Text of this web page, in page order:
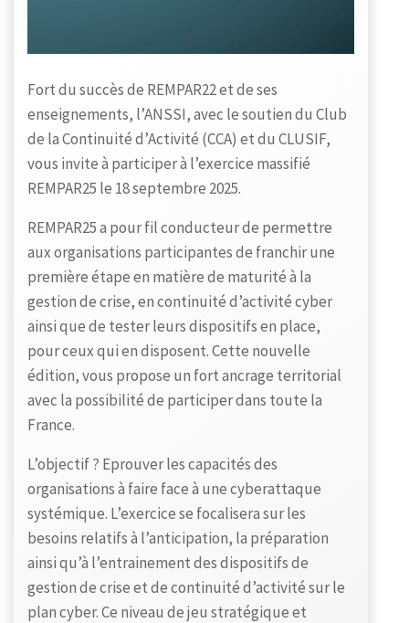
Fort du succès de REMPAR22 et de ses
enseignements, l’ANSSI, avec le soutien du Club
de la Continuité d’Activité (CCA) et du CLUSIF,
vous invite à participer à l’exercice massifié
REMPAR25 le 18 septembre 2025.
REMPAR25 a pour fil conducteur de permettre
aux organisations participantes de franchir une
première étape en matière de maturité à la
gestion de crise, en continuité d’activité cyber
ainsi que de tester leurs dispositifs en place,
pour ceux qui en disposent. Cette nouvelle
édition, vous propose un fort ancrage territorial
avec la possibilité de participer dans toute la
France.
L’objectif ? Eprouver les capacités des
organisations à faire face à une cyberattaque
systémique. L’exercice se focalisera sur les
besoins relatifs à l’anticipation, la préparation
ainsi qu’à l’entrainement des dispositifs de
gestion de crise et de continuité d’activité sur le
plan cyber. Ce niveau de jeu stratégique et